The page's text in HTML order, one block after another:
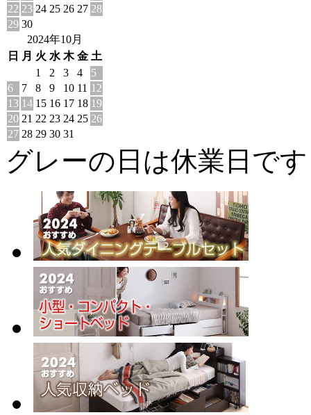
22 23 24 25 26 27 28
29 30
2024年10月
日
月 火 水 木 金 土
1
2 3 4
5
6
7 8 9 10 11 12
13 14 15 16 17 18 19
20 21 22 23 24 25 26
27 28 29 30 31
グレーの日は休業日です